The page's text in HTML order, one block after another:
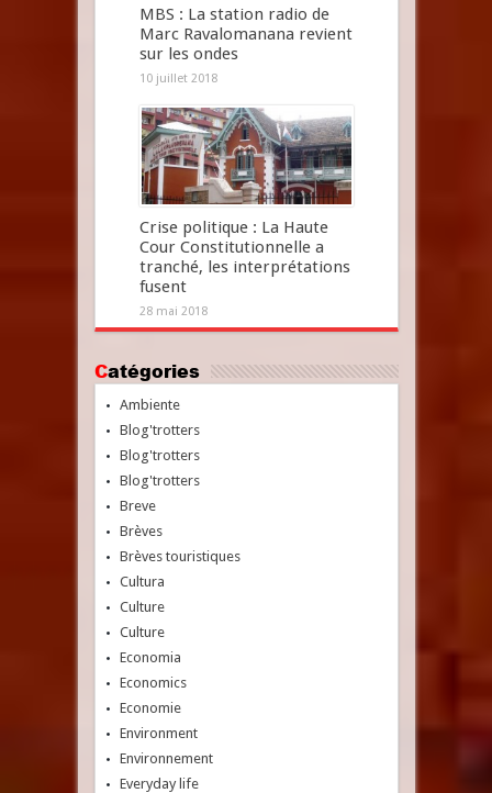
MBS : La station radio de
Marc Ravalomanana revient
sur les ondes
10 juillet 2018
Crise politique : La Haute
Cour Constitutionnelle a
tranché, les interprétations
fusent
28 mai 2018
Catégories
Ambiente
Blog'trotters
Blog'trotters
Blog'trotters
Breve
Brèves
Brèves touristiques
Cultura
Culture
Culture
Economia
Economics
Economie
Environment
Environnement
Everyday life